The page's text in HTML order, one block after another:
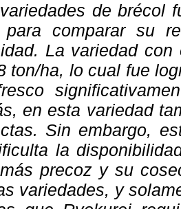
de brécol
para comparar su
La variedad
ton/ha, lo cual fue
en esta variedad
Sin embargo,
la
precoz y su
variedades, y